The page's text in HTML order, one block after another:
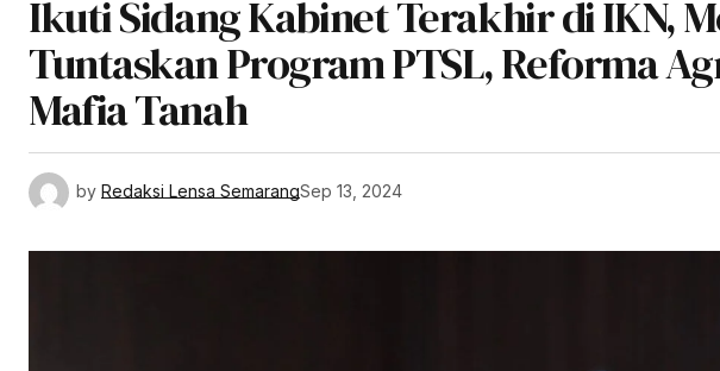
Ikuti Sidang Kabinet Terakhir di IKN,
Tuntaskan Program PTSL, Reforma
Mafia Tanah
by Redaksi Lensa SemarangSep 13, 2024